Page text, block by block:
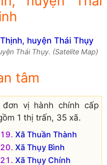
Thái Thụy. (Satelite Map)
tâm
vị hành chính cấp
1 thị trấn, 35 xã.
Xã Thuần Thành
Xã Thụy Bình
Xã Thụy Chính